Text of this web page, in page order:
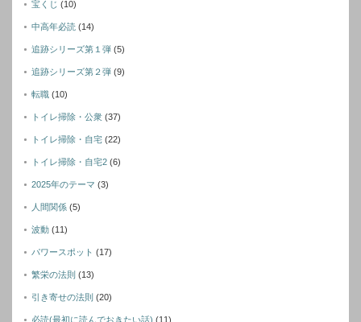
宝くじ (10)
中高年必読 (14)
追跡シリーズ第１弾 (5)
追跡シリーズ第２弾 (9)
転職 (10)
トイレ掃除・公衆 (37)
トイレ掃除・自宅 (22)
トイレ掃除・自宅2 (6)
2025年のテーマ (3)
人間関係 (5)
波動 (11)
パワースポット (17)
繁栄の法則 (13)
引き寄せの法則 (20)
必読(最初に読んでおきたい話) (11)